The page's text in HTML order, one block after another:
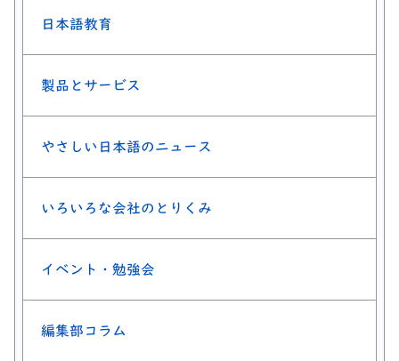
日本語教育
製品とサービス
やさしい日本語のニュース
いろいろな会社のとりくみ
イベント・勉強会
編集部コラム